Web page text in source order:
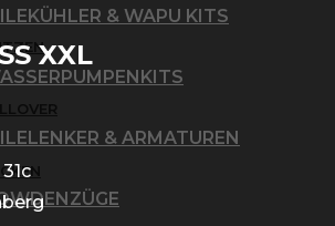
KÜHLER & WAPU KITS
LENKER & ARMATUREN
XXL